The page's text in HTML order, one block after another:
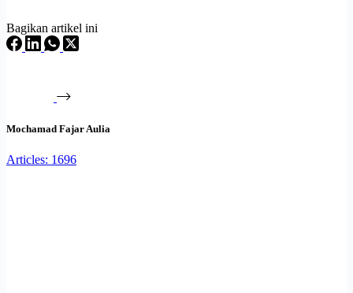
Bagikan artikel ini
Mochamad Fajar Aulia
Articles: 1696